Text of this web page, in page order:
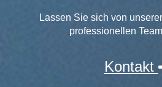
Lassen Sie sich von
professionellen
Kontakt